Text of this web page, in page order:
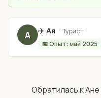
А ✈️ Ая Турист
📅 Опыт: май 2025